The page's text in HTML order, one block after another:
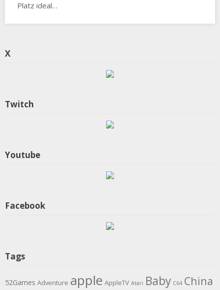
Platz ideal…
X
Twitch
Youtube
Facebook
Tags
52Games Adventure apple AppleTV Atari Baby C64 China